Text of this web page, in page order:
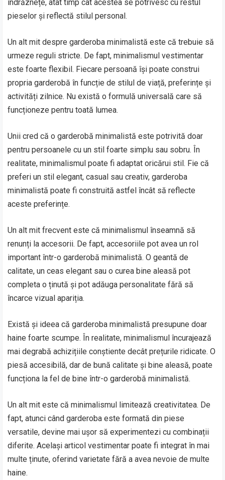
îndrăznețe, atât timp cât acestea se potrivesc cu restul
pieselor și reflectă stilul personal.
Un alt mit despre garderoba minimalistă este că trebuie să
urmeze reguli stricte. De fapt, minimalismul vestimentar
este foarte flexibil. Fiecare persoană își poate construi
propria garderobă în funcție de stilul de viață, preferințe și
activități zilnice. Nu există o formulă universală care să
funcționeze pentru toată lumea.
Unii cred că o garderobă minimalistă este potrivită doar
pentru persoanele cu un stil foarte simplu sau sobru. În
realitate, minimalismul poate fi adaptat oricărui stil. Fie că
preferi un stil elegant, casual sau creativ, garderoba
minimalistă poate fi construită astfel încât să reflecte
aceste preferințe.
Un alt mit frecvent este că minimalismul înseamnă să
renunți la accesorii. De fapt, accesoriile pot avea un rol
important într-o garderobă minimalistă. O geantă de
calitate, un ceas elegant sau o curea bine aleasă pot
completa o ținută și pot adăuga personalitate fără să
încarce vizual apariția.
Există și ideea că garderoba minimalistă presupune doar
haine foarte scumpe. În realitate, minimalismul încurajează
mai degrabă achizițiile conștiente decât prețurile ridicate. O
piesă accesibilă, dar de bună calitate și bine aleasă, poate
funcționa la fel de bine într-o garderobă minimalistă.
Un alt mit este că minimalismul limitează creativitatea. De
fapt, atunci când garderoba este formată din piese
versatile, devine mai ușor să experimentezi cu combinații
diferite. Același articol vestimentar poate fi integrat în mai
multe ținute, oferind varietate fără a avea nevoie de multe
haine.